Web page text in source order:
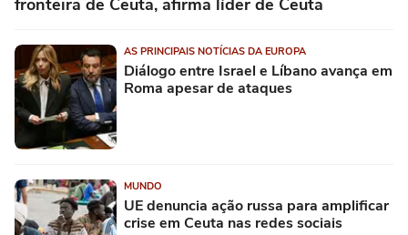
fronteira de Ceuta, afirma líder de Ceuta
AS PRINCIPAIS NOTÍCIAS DA EUROPA
Diálogo entre Israel e Líbano avança em
Roma apesar de ataques
MUNDO
UE denuncia ação russa para amplificar
crise em Ceuta nas redes sociais